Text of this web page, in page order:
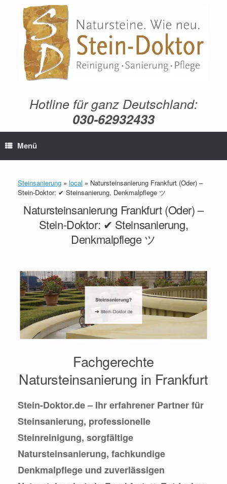
springen
Hotline für ganz Deutschland:
030-62932433
Menü
Steinsanierung » local » Natursteinsanierung Frankfurt (Oder) –
Stein-Doktor: ✔ Steinsanierung, Denkmalpflege ツ
Natursteinsanierung Frankfurt (Oder) –
Stein-Doktor: ✔ Steinsanierung,
Denkmalpflege ツ
Fachgerechte
Natursteinsanierung in Frankfurt
Stein-Doktor.de – Ihr erfahrener Partner für
Steinsanierung, professionelle
Steinreinigung, sorgfältige
Natursteinsanierung, fachkundige
Denkmalpflege und zuverlässigen